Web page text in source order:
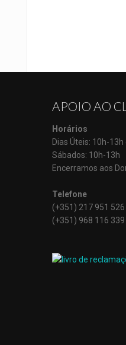
APOIO AO
Horários
Dias Úteis: 10h-
Sábados: 10h-13h
Encerramos aos
Telefone
(+351) 217 951 526
(+351) 968 116 339